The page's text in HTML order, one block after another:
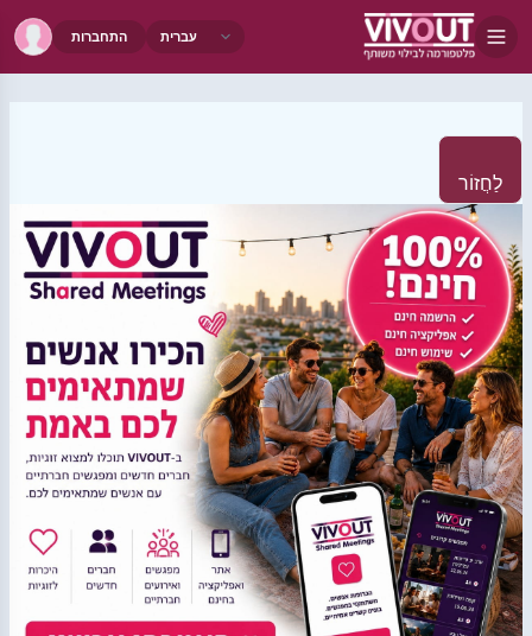
התחברות
לַחֲזוֹר